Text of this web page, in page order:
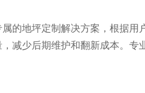
的地坪定制解决方案，根据
减少后期维护和翻新成本。